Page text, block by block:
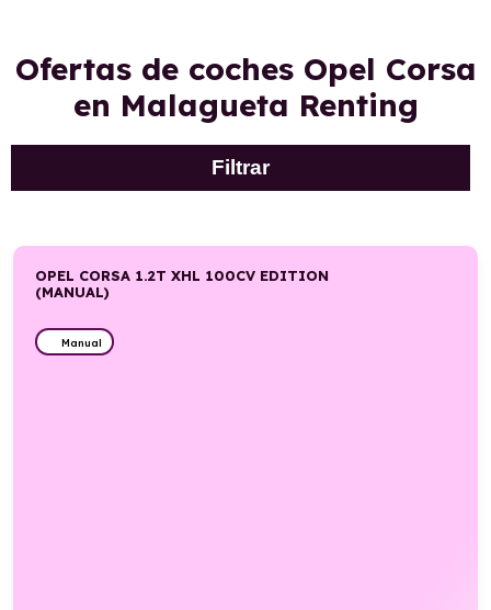
Ofertas de coches Opel Corsa
en Malagueta Renting
Filtrar
OPEL CORSA 1.2T XHL 100CV EDITION
(MANUAL)
Manual